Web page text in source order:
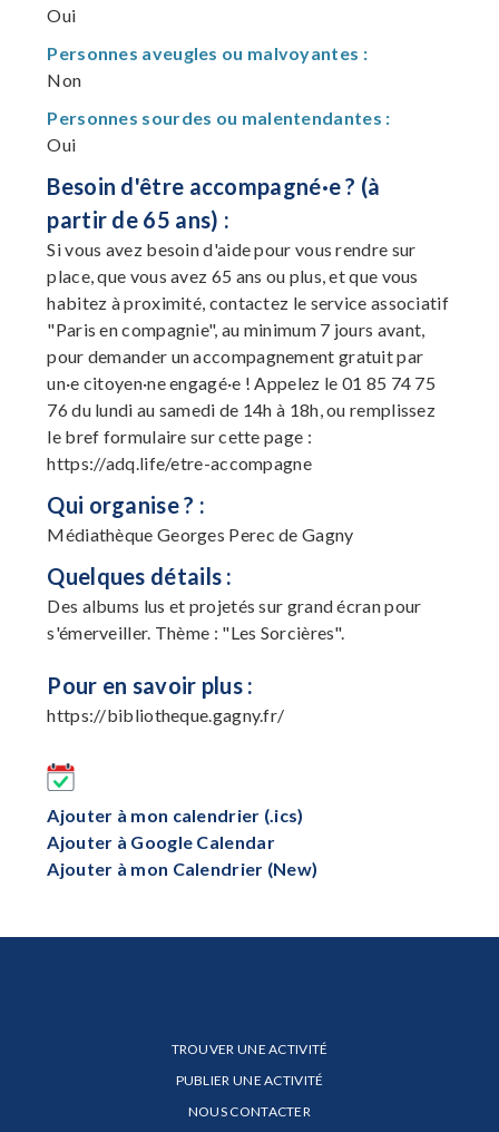
Oui
Personnes aveugles ou malvoyantes :
Non
Personnes sourdes ou malentendantes :
Oui
Besoin d'être accompagné·e ? (à
partir de 65 ans) :
Si vous avez besoin d'aide pour vous rendre sur
place, que vous avez 65 ans ou plus, et que vous
habitez à proximité, contactez le service associatif
"Paris en compagnie", au minimum 7 jours avant,
pour demander un accompagnement gratuit par
un·e citoyen·ne engagé·e ! Appelez le 01 85 74 75
76 du lundi au samedi de 14h à 18h, ou remplissez
le bref formulaire sur cette page :
https://adq.life/etre-accompagne
Qui organise ? :
Médiathèque Georges Perec de Gagny
Quelques détails :
Des albums lus et projetés sur grand écran pour
s'émerveiller. Thème : "Les Sorcières".
Pour en savoir plus :
https://bibliotheque.gagny.fr/
Ajouter à mon calendrier (.ics)
Ajouter à Google Calendar
Ajouter à mon Calendrier (New)
TROUVER UNE ACTIVITÉ
PUBLIER UNE ACTIVITÉ
NOUS CONTACTER